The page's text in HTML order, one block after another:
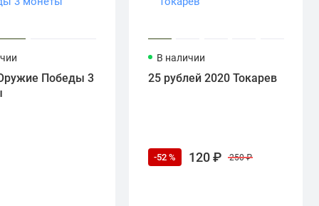
Победы 3
В наличии
25 рублей 2020 Токарев
-52 % 120 ₽ 250 ₽